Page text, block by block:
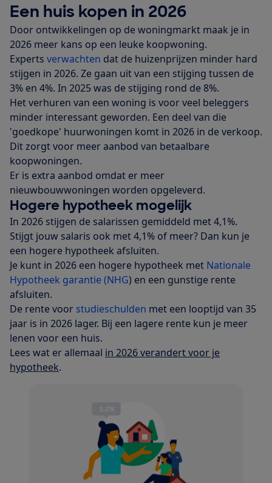
Een huis kopen in 2026
Door ontwikkelingen op de woningmarkt maak je in
2026 meer kans op een leuke koopwoning.
Experts verwachten dat de huizenprijzen minder hard
stijgen in 2026. Ze gaan uit van een stijging tussen de
3% en 4%. In 2025 was de stijging rond de 8%.
Het verhuren van een woning is voor veel beleggers
minder interessant geworden. Een deel van die
'goedkope' huurwoningen komt in 2026 in de verkoop.
Dit zorgt voor meer aanbod van betaalbare
koopwoningen.
Er is extra aanbod omdat er meer
nieuwbouwwoningen worden opgeleverd.
Hogere hypotheek mogelijk
In 2026 stijgen de salarissen gemiddeld met 4,1%.
Stijgt jouw salaris ook met 4,1% of meer? Dan kun je
een hogere hypotheek afsluiten.
Je kunt in 2026 een hogere hypotheek met Nationale
Hypotheek garantie (NHG) en een gunstige rente
afsluiten.
De rente voor studieschulden met een looptijd van 35
jaar is in 2026 lager. Bij een lagere rente kun je meer
lenen voor een huis.
Lees wat er allemaal in 2026 verandert voor je
hypotheek.